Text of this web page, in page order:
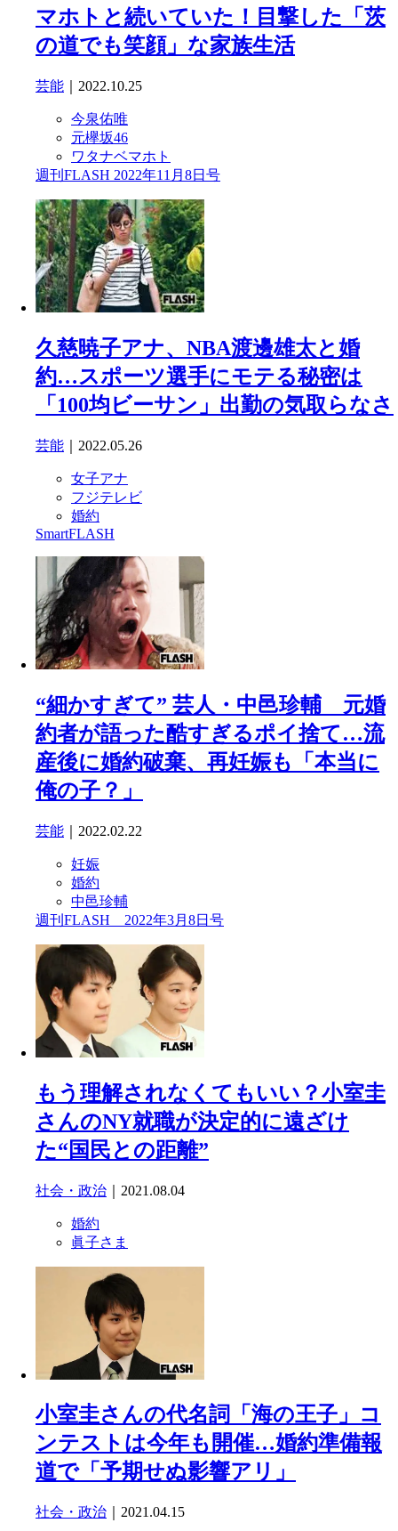
マホトと続いていた！目撃した「茨
の道でも笑顔」な家族生活
芸能 ｜2022.10.25
今泉佑唯
元欅坂46
ワタナベマホト
週刊FLASH 2022年11月8日号
久慈暁子アナ、NBA渡邊雄太と婚
約…スポーツ選手にモテる秘密は
「100均ビーサン」出勤の気取らなさ
芸能 ｜2022.05.26
女子アナ
フジテレビ
婚約
SmartFLASH
“細かすぎて” 芸人・中邑珍輔 元婚
約者が語った酷すぎるポイ捨て…流
産後に婚約破棄、再妊娠も「本当に
俺の子？」
芸能 ｜2022.02.22
妊娠
婚約
中邑珍輔
週刊FLASH 2022年3月8日号
もう理解されなくてもいい？小室圭
さんのNY就職が決定的に遠ざけ
た“国民との距離”
社会・政治 ｜2021.08.04
婚約
眞子さま
小室圭さんの代名詞「海の王子」コ
ンテストは今年も開催…婚約準備報
道で「予期せぬ影響アリ」
社会・政治 ｜2021.04.15